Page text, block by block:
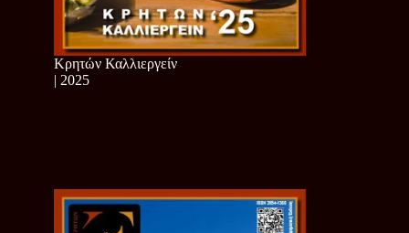
Κρητών Καλλιεργείν
| 2025